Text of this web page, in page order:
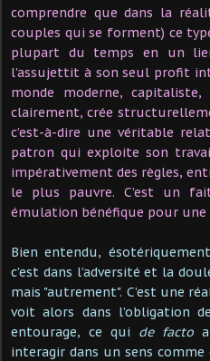
comprendre que dans la
couples qui se forment) ce
plupart du temps en un
l’assujettit à son seul profit
monde moderne,
clairement, crée
c’est-à-dire une véritable
patron qui exploite son
impérativement des règles,
le plus pauvre. C’est un
émulation bénéfique pour
Bien entendu,
c’est dans l’adversité et la
mais "autrement". C’est une
voit alors dans l’obligation
entourage, ce qui de facto
interagir dans un sens